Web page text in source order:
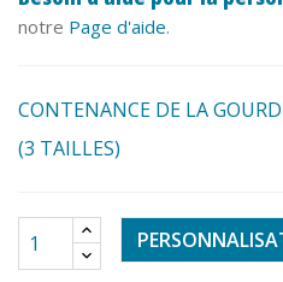
notre Page d'aide.
CONTENANCE DE LA
(3 TAILLES)